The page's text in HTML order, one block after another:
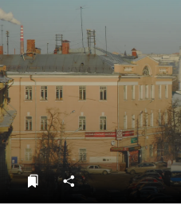
ДоброЦентр
Голодный шпион